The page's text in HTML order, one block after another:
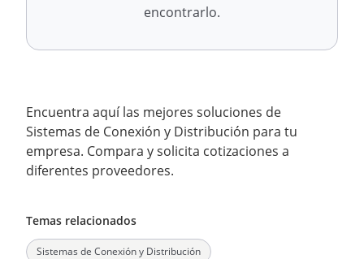
encontrarlo.
Encuentra aquí las mejores soluciones de
Sistemas de Conexión y Distribución para tu
empresa. Compara y solicita cotizaciones a
diferentes proveedores.
Temas relacionados
Sistemas de Conexión y Distribución